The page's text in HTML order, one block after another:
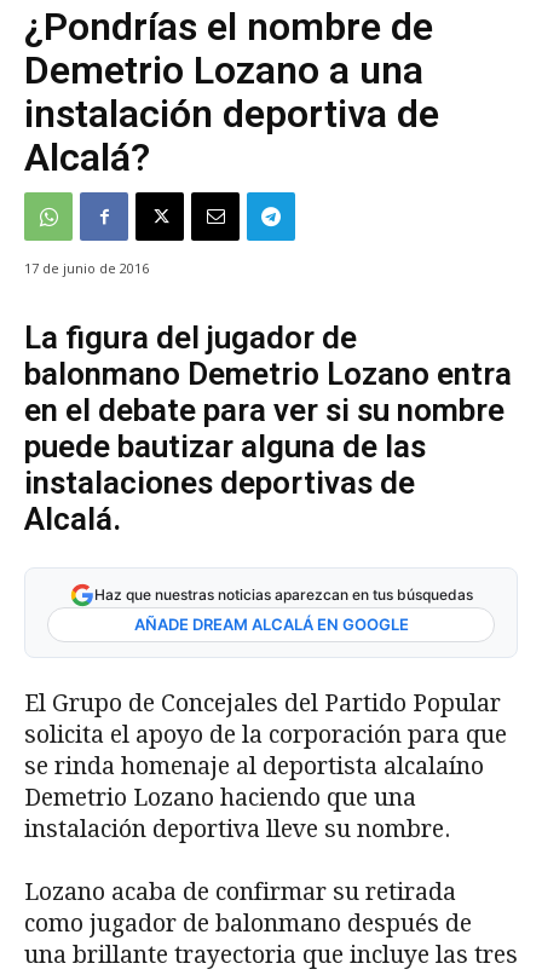
¿Pondrías el nombre de
Demetrio Lozano a una
instalación deportiva de
Alcalá?
17 de junio de 2016
La figura del jugador de
balonmano Demetrio Lozano entra
en el debate para ver si su nombre
puede bautizar alguna de las
instalaciones deportivas de
Alcalá.
Haz que nuestras noticias aparezcan en tus búsquedas
AÑADE DREAM ALCALÁ EN GOOGLE
El Grupo de Concejales del Partido Popular
solicita el apoyo de la corporación para que
se rinda homenaje al deportista alcalaíno
Demetrio Lozano haciendo que una
instalación deportiva lleve su nombre.
Lozano acaba de confirmar su retirada
como jugador de balonmano después de
una brillante trayectoria que incluye las tres